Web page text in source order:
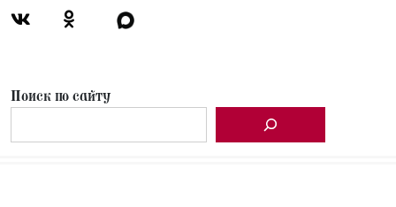
Поиск по сайту